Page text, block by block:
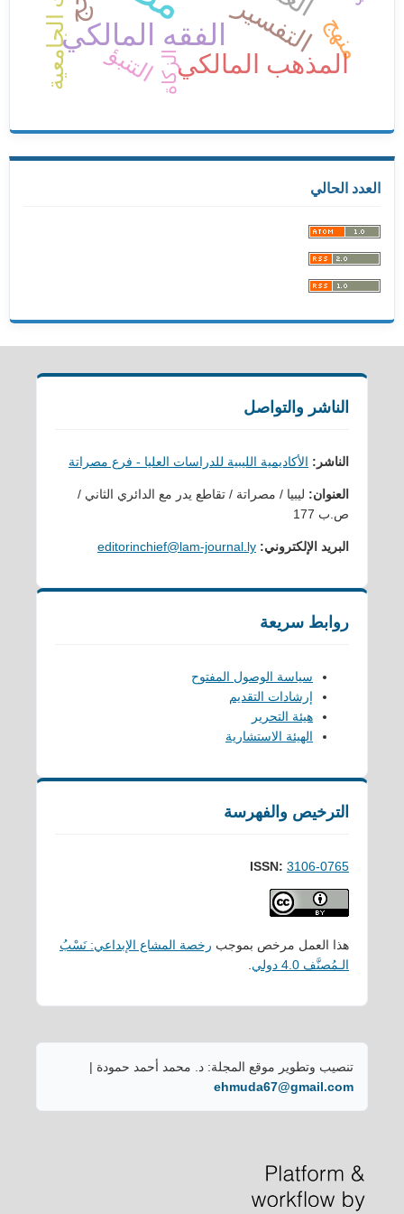
الفقه المالكيالتفسير
المذهب المالكي
منهج التنبؤالزكاة
العدد الحالي
الناشر والتواصل
الناشر: الأكاديمية الليبية للدراسات العليا - فرع مصراتة
العنوان: ليبيا / مصراتة / تقاطع يدر مع الدائري الثاني /
ص.ب 177
البريد الإلكتروني: editorinchief@lam-journal.ly
روابط سريعة
سياسة الوصول المفتوح
إرشادات التقديم
هيئة التحرير
الهيئة الاستشارية
الترخيص والفهرسة
ISSN: 3106-0765
هذا العمل مرخص بموجب رخصة المشاع الإبداعي: نَسْبُ
الـمُصنَّف 4.0 دولي
تنصيب وتطوير موقع المجلة: د. محمد أحمد حمودة |
ehmuda67@gmail.com